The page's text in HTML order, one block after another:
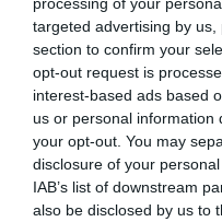
targeted advertising by
section to confirm your
opt-out request is
interest-based ads based
us or personal information
your opt-out. You may
disclosure of your
IAB’s list of downstream
also be disclosed by us to
(Σαρακηνάδα)
16/12/2012 20:55
Σε κρίσιμη
Παναρκαδικό
κάτοικος του
(Σαρακηνάδας) ο